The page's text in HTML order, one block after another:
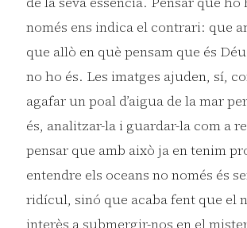
només ens indica el contrari: que
que allò en què pensam que és
no ho és. Les imatges ajuden, sí,
agafar un poal d’aigua de la mar
és, analitzar-la i guardar-la com a
pensar que amb això ja en tenim
entendre els oceans no només és
ridícul, sinó que acaba fent que el